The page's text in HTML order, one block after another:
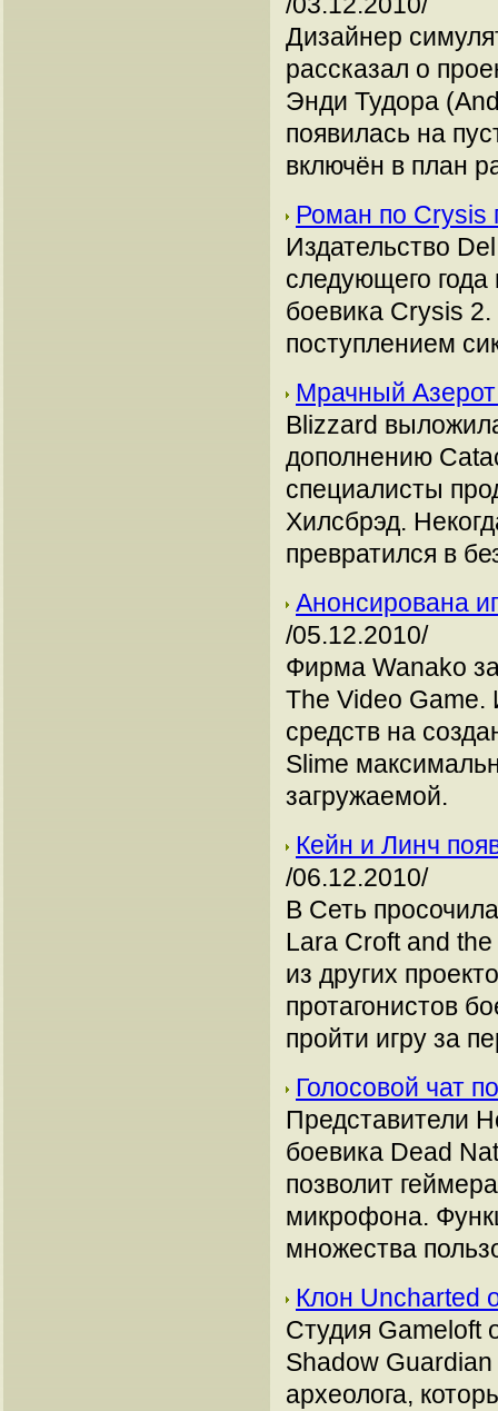
Дизайнер
рассказал о
Энди Тудора
появилась на
включён в план
Роман по Crysis
Издательство
следующего года
боевика Crysis
поступлением
Мрачный
Blizzard
дополнению
специалисты
Хилсбрэд.
превратился в
Анонсирована
/05.12.2010/
Фирма Wanako
The Video Game.
средств на
Slime
загружаемой.
Кейн и Линч
/06.12.2010/
В Сеть
Lara Croft and the
из других
протагонистов
пройти игру за
Голосовой чат
Представители
боевика Dead
позволит
микрофона.
множества
Клон Uncharted
Студия Gameloft
Shadow
археолога,